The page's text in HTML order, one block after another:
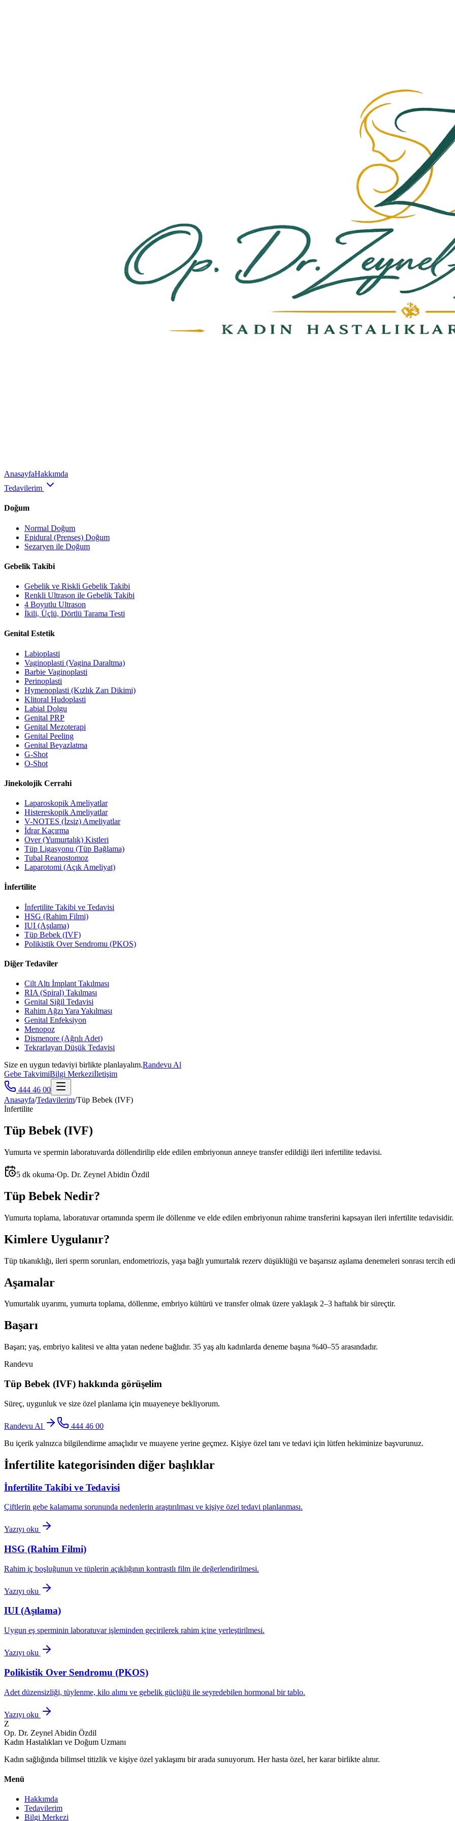
AnasayfaHakkımda
Tedavilerim
Doğum
Normal Doğum
Epidural (Prenses) Doğum
Sezaryen ile Doğum
Gebelik Takibi
Gebelik ve Riskli Gebelik Takibi
Renkli Ultrason ile Gebelik Takibi
4 Boyutlu Ultrason
İkili, Üçlü, Dörtlü Tarama Testi
Genital Estetik
Labioplasti
Vaginoplasti (Vagina Daraltma)
Barbie Vaginoplasti
Perinoplasti
Hymenoplasti (Kızlık Zarı Dikimi)
Klitoral Hudoplasti
Labial Dolgu
Genital PRP
Genital Mezoterapi
Genital Peeling
Genital Beyazlatma
G-Shot
O-Shot
Jinekolojik Cerrahi
Laparoskopik Ameliyatlar
Histereskopik Ameliyatlar
V-NOTES (İzsiz) Ameliyatlar
İdrar Kaçırma
Over (Yumurtalık) Kistleri
Tüp Ligasyonu (Tüp Bağlama)
Tubal Reanostomoz
Laparotomi (Açık Ameliyat)
İnfertilite
İnfertilite Takibi ve Tedavisi
HSG (Rahim Filmi)
IUI (Aşılama)
Tüp Bebek (IVF)
Polikistik Over Sendromu (PKOS)
Diğer Tedaviler
Cilt Altı İmplant Takılması
RIA (Spiral) Takılması
Genital Siğil Tedavisi
Rahim Ağzı Yara Yakılması
Genital Enfeksiyon
Menopoz
Dismenore (Ağrılı Adet)
Tekrarlayan Düşük Tedavisi
Size en uygun tedaviyi birlikte planlayalım.Randevu Al
Gebe TakvimiBilgi Merkeziİletişim
444 46 00
Anasayfa/Tedavilerim/Tüp Bebek (IVF)
İnfertilite
Tüp Bebek (IVF)
Yumurta ve spermin laboratuvarda döllendirilip elde edilen embriyonun anneye transfer edildiği ileri infertilite tedavisi.
5 dk okuma·Op. Dr. Zeynel Abidin Özdil
Tüp Bebek Nedir?
Yumurta toplama, laboratuvar ortamında sperm ile döllenme ve elde edilen embriyonun rahime transferini kapsayan ileri infertilite tedavisidir.
Kimlere Uygulanır?
Tüp tıkanıklığı, ileri sperm sorunları, endometriozis, yaşa bağlı yumurtalık rezerv düşüklüğü ve başarısız aşılama denemeleri sonrası tercih
Aşamalar
Yumurtalık uyarımı, yumurta toplama, döllenme, embriyo kültürü ve transfer olmak üzere yaklaşık 2–3 haftalık bir süreçtir.
Başarı
Başarı; yaş, embriyo kalitesi ve altta yatan nedene bağlıdır. 35 yaş altı kadınlarda deneme başına %40–55 arasındadır.
Randevu
Tüp Bebek (IVF) hakkında görüşelim
Süreç, uygunluk ve size özel planlama için muayeneye bekliyorum.
Randevu Al
444 46 00
Bu içerik yalnızca bilgilendirme amaçlıdır ve muayene yerine geçmez. Kişiye özel tanı ve tedavi için lütfen hekiminize başvurunuz.
İnfertilite kategorisinden diğer başlıklar
İnfertilite Takibi ve Tedavisi
Çiftlerin gebe kalamama sorununda nedenlerin araştırılması ve kişiye özel tedavi planlanması.
Yazıyı oku
HSG (Rahim Filmi)
Rahim iç boşluğunun ve tüplerin açıklığının kontrastlı film ile değerlendirilmesi.
Yazıyı oku
IUI (Aşılama)
Uygun eş sperminin laboratuvar işleminden geçirilerek rahim içine yerleştirilmesi.
Yazıyı oku
Polikistik Over Sendromu (PKOS)
Adet düzensizliği, tüylenme, kilo alımı ve gebelik güçlüğü ile seyredebilen hormonal bir tablo.
Yazıyı oku
Z
Op. Dr. Zeynel Abidin Özdil
Kadın Hastalıkları ve Doğum Uzmanı
Kadın sağlığında bilimsel titizlik ve kişiye özel yaklaşımı bir arada sunuyorum. Her hasta özel, her karar birlikte alınır.
Menü
Hakkımda
Tedavilerim
Bilgi Merkezi